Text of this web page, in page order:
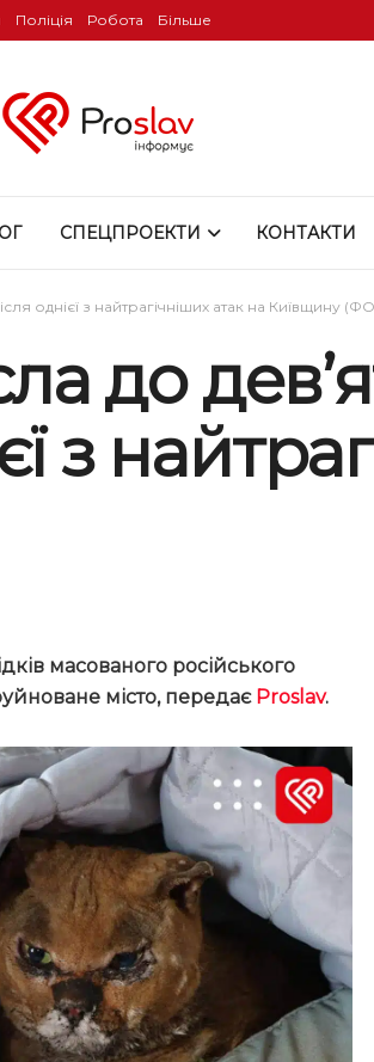
Поліція Робота Більше
СПЕЦПРОЕКТИ КОНТАКТИ
однієї з найтрагічніших атак на Київщину
до
з
масованого російського
місто, передає Proslav.